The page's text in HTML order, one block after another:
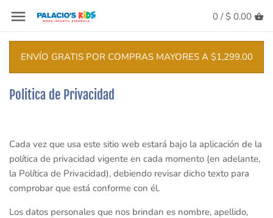
Sigiuiente
0 /$ 0.00
ENVÍO GRATIS POR COMPRAS MAYORES A $1,299.00
Politica de Privacidad
Cada vez que usa este sitio web estará bajo la aplicación de la
política de privacidad vigente en cada momento (en adelante,
la Política de Privacidad), debiendo revisar dicho texto para
comprobar que está conforme con él.
Los datos personales que nos brindan es nombre, apellido,
Volver
Todos
Niña
Niño
Volver
Todos
Bermudas
Camisas
Volver
Todos
Chaquetas y Chamarras
Conjuntos
Volver
Todos
Bermudas
Camisas
Volver
Todos